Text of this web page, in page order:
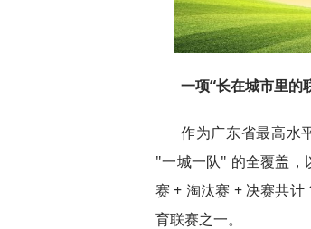
一项“长在城市里的
作为广东省最高水
"一城一队" 的全覆盖，
赛 + 淘汰赛 + 决赛共
育联赛之一。